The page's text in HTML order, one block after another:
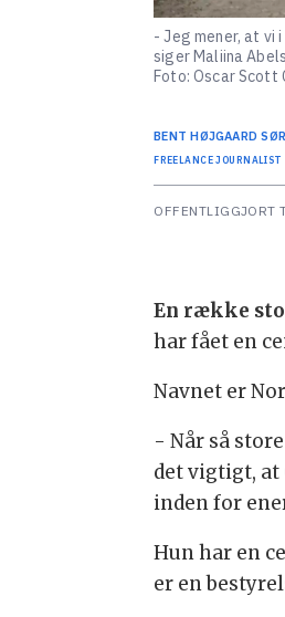
- Jeg mener, at
siger Maliina
Foto: Oscar Scott
BENT HØJGAARD
FREELANCE JOURNALIST
OFFENTLIGGJORT
En række
har fået en
Navnet er
- Når så
det vigtigt,
inden for
Hun har en
er en